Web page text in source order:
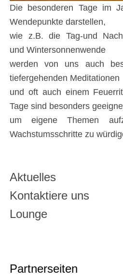
Die besonderen Tage im Jahr, die energetische
Wendepunkte darstellen,
wie z.B. die Tag-und
und Wintersonnenwende
werden von uns auch
tiefergehenden Meditationen
und oft auch einem
Tage sind besonders
um eigene Themen
Wachstumsschritte zu
Aktuelles
Kontaktiere uns
Lounge
Partnerseiten